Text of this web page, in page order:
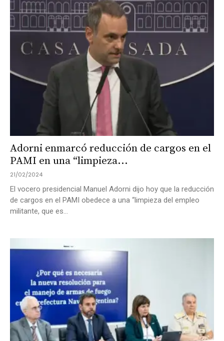
Adorni enmarcó reducción de cargos en el
PAMI en una “limpieza...
21/02/2024
El vocero presidencial Manuel Adorni dijo hoy que la reducción
de cargos en el PAMI obedece a una “limpieza del empleo
militante, que es...